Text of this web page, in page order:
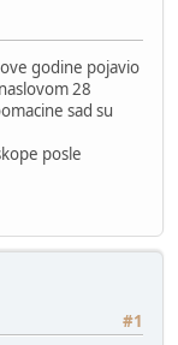
godine pojavio
28
sad su
posle
#1